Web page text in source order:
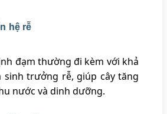
hệ rễ
đạm thường đi kèm với khả
sinh trưởng rễ, giúp cây tăng
nước và dinh dưỡng.